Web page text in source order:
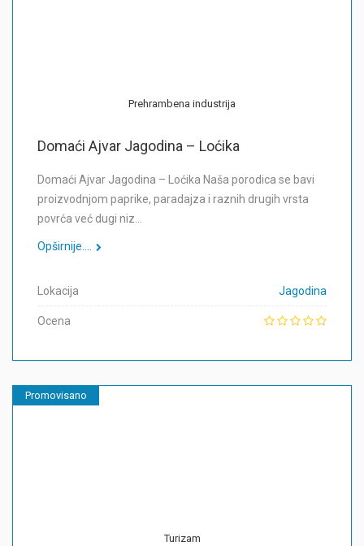
Prehrambena industrija
Domaći Ajvar Jagodina – Loćika
Domaći Ajvar Jagodina – Loćika Naša porodica se bavi
proizvodnjom paprike, paradajza i raznih drugih vrsta
povrća već dugi niz…
Opširnije....
Lokacija Jagodina
Ocena
Promovisano
Turizam